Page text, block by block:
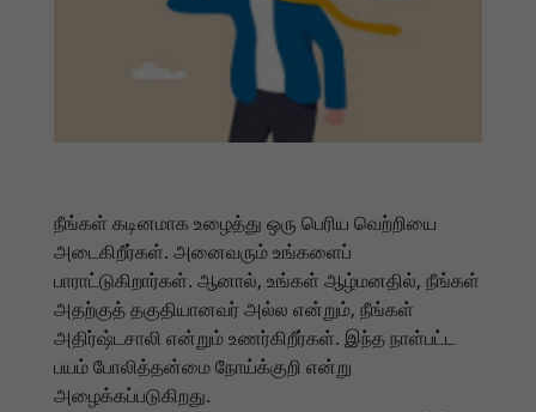
நீங்கள் கடினமாக உழைத்து ஒரு பெரிய வெற்றியை
அடைகிறீர்கள். அனைவரும் உங்களைப்
பாராட்டுகிறார்கள். ஆனால், உங்கள் ஆழ்மனதில், நீங்கள்
அதற்குத் தகுதியானவர் அல்ல என்றும், நீங்கள்
அதிர்ஷ்டசாலி என்றும் உணர்கிறீர்கள். இந்த நாள்பட்ட
பயம் போலித்தன்மை நோய்க்குறி என்று
அழைக்கப்படுகிறது.